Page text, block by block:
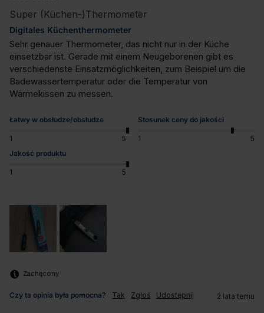
Super (Küchen-)Thermometer
Digitales Küchenthermometer
Sehr genauer Thermometer, das nicht nur in der Küche
einsetzbar ist. Gerade mit einem Neugeborenen gibt es
verschiedenste Einsatzmöglichkeiten, zum Beispiel um die
Badewassertemperatur oder die Temperatur von
Wärmekissen zu messen.
Łatwy w obsłudze/obsłudze
1 5
Stosunek ceny do jakości
1
5
Jakość produktu
1 5
Zachęcony
Czy ta opinia była pomocna? Tak Zgłoś Udostępnij 2 lata temu